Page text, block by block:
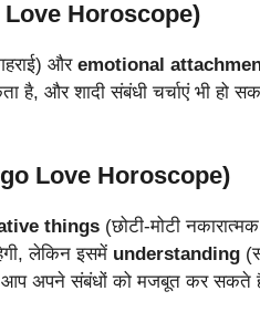
Love Horoscope)
और emotional
है, और शादी संबंधी चर्चाएं भी हो
Love Horoscope)
things (छोटी-मोटी
लेकिन इसमें understanding
आप अपने संबंधों को मजबूत कर सकते